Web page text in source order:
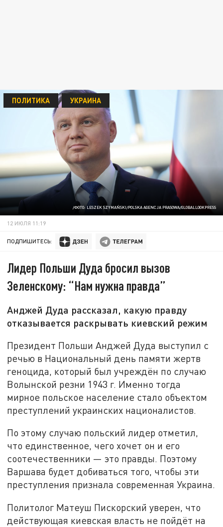
/ФОТО: LESZEK SZYMAŃSKI/POLSKA AGENCJA PRASOWA/GLOBALLOOKPRESS
ПОЛИТИКА УКРАИНА
12 ИЮЛЯ 11:19
ПОДПИШИТЕСЬ:
Лидер Польши Дуда бросил вызов
Зеленскому: “Нам нужна правда”
Анджей Дуда рассказал, какую правду
отказывается раскрывать киевский режим
Президент Польши Анджей Дуда выступил с
речью в Национальный день памяти жертв
геноцида, который был учреждён по случаю
Волынской резни 1943 г. Именно тогда
мирное польское население стало объектом
преступлений украинских националистов.
По этому случаю польский лидер отметил,
что единственное, чего хочет он и его
соотечественники — это правды. Поэтому
Варшава будет добиваться того, чтобы эти
преступления признала современная Украина.
Политолог Матеуш Пискорский уверен, что
действующая киевская власть не пойдёт на